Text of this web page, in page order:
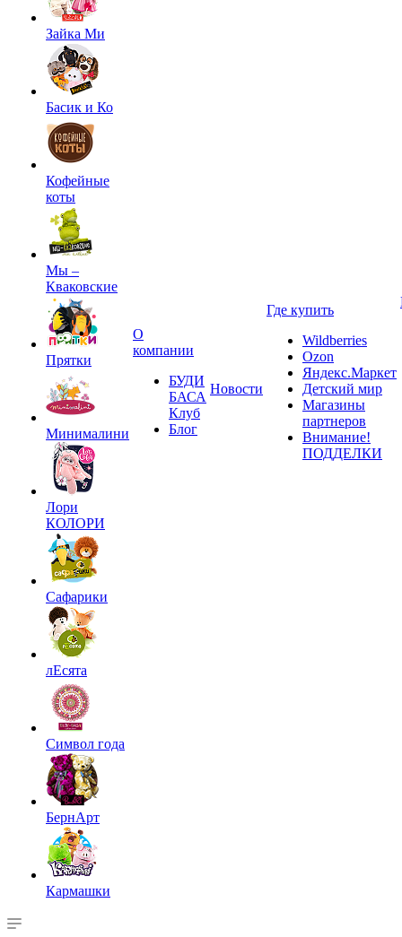
Зайка Ми
Басик и Ко
Кофейные
коты
Мы –
Кваковские
Прятки
Минималини
Лори
КОЛОРИ
Сафарики
лЕсята
Символ года
БернАрт
Кармашки
О
компании
БУДИ
БАСА
Клуб
Блог
Новости
Где купить
Wildberries
Ozon
Яндекс.Маркет
Детский мир
Магазины
партнеров
Внимание!
ПОДДЕЛКИ